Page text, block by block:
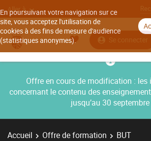
En poursuivant votre navigation sur ce
site, vous acceptez l'utilisation de
cookies à des fins de mesure d'audience
(statistiques anonymes).
Aller à
Se connecter
Offre en cours de modification :
concernant le contenu des
jusqu’au 30 septembre
Accueil Offre de formation
BUT